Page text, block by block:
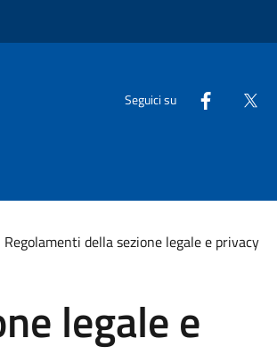
Seguici su
Regolamenti della sezione legale e privacy
legale e